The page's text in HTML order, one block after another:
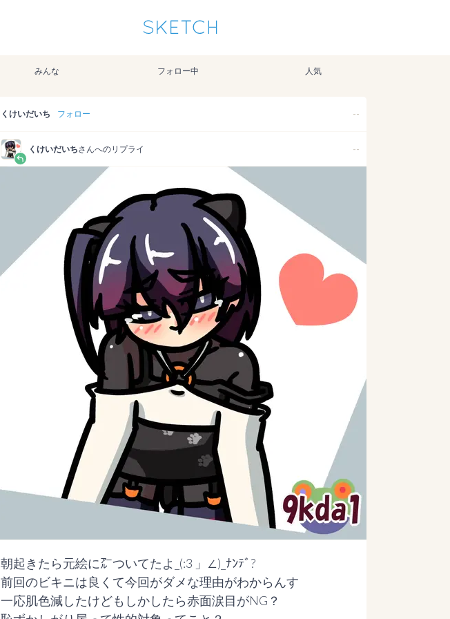
プライパシーポリシー を改定しました。
pixiv Sketchアプリでさらに快適に！
みんな フォロー中 人気
くけいだいち フォロー --
くけいだいちさんへのリプライ --
朝起きたら元絵に㌃ついてたよ_(:3 」∠)_ﾅﾝﾃﾞ?
前回のビキニは良くて今回がダメな理由がわからんす
一応肌色減したけどもしかしたら赤面涙目がNG？